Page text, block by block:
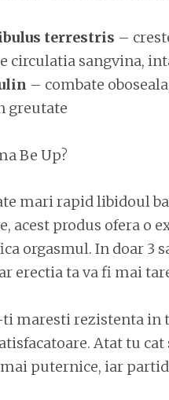
terrestris –
circulatia sangvina,
– combate
greutate
Be Up?
mari rapid libidoul
acest produs ofera o
orgasmul. In doar 3
erectia ta va fi mai
ti maresti rezistenta
Atat tu
puternice, iar